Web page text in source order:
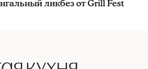
ликбез от Grill Fest